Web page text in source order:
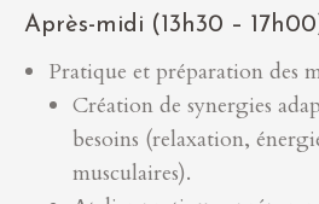
Après-midi (13h30 –
Pratique et préparation des
Création de synergies
besoins (relaxation,
musculaires).